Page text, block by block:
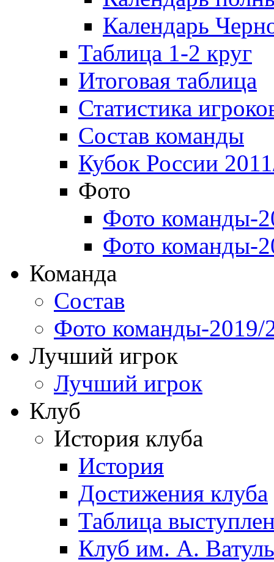
Календарь
Таблица 1-2 круг
Итоговая таблица
Статистика
Состав команды
Кубок России
Фото
Фото команды-
Фото команды-
Команда
Состав
Фото команды-2019/
Лучший игрок
Лучший игрок
Клуб
История клуба
История
Достижения клуба
Таблица
Клуб им. А.